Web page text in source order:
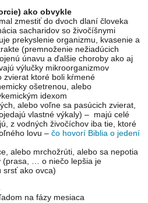
ako obvykle
zmestiť do dvoch dlaní človeka
sacharidov so živočíšnymi
prekyslenie organizmu, kvasenie a
(premnoženie nežiadúcich
únavu a ďalšie choroby ako aj
výlučky mikroorganizmov
zvierat ktoré boli kŕmené
ošetrenou, alebo
idexom
alebo voľne sa pasúcich zvierat,
vlastné výkaly) – majú celé
z vodných živočíchov iba tie, ktoré
lovu – čo hovorí Biblia o jedení
alebo mrchožrúti, alebo sa nepotia
(prasa, … o niečo lepšia je
srsť ako ovca)
na fázy mesiaca